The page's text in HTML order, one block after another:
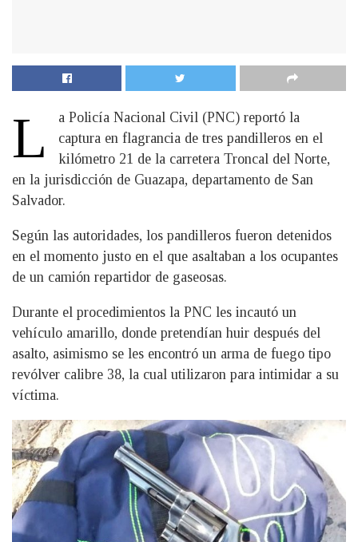
L
a Policía Nacional Civil (PNC) reportó la
captura en flagrancia de tres pandilleros en el
kilómetro 21 de la carretera Troncal del Norte,
en la jurisdicción de Guazapa, departamento de San
Salvador.
Según las autoridades, los pandilleros fueron detenidos
en el momento justo en el que asaltaban a los ocupantes
de un camión repartidor de gaseosas.
Durante el procedimientos la PNC les incautó un
vehículo amarillo, donde pretendían huir después del
asalto, asimismo se les encontró un arma de fuego tipo
revólver calibre 38, la cual utilizaron para intimidar a su
víctima.